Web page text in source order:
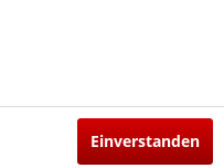
Einverstanden